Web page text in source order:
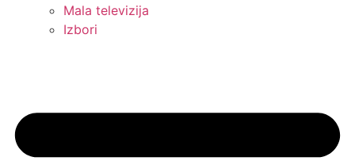
Mala televizija
Izbori